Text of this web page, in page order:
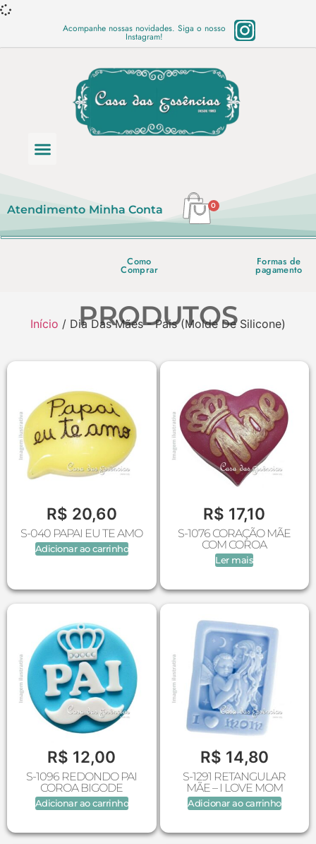
Acompanhe nossas novidades. Siga o nosso
Instagram!
Atendimento Minha Conta 0
Como
Comprar
Formas de
pagamento
PRODUTOS
Início / Dia Das Mães - Pais (Molde De Silicone)
R$ 20,60
S-040 PAPAI EU TE AMO
Adicionar ao carrinho
R$ 17,10
S-1076 CORAÇÃO MÃE
COM COROA
Ler mais
R$ 12,00
S-1096 REDONDO PAI
COROA BIGODE
Adicionar ao carrinho
R$ 14,80
S-1291 RETANGULAR
MÃE – I LOVE MOM
Adicionar ao carrinho